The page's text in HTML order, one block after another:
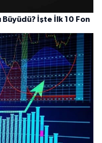
Büyüdü? İşte İlk 10 Fon